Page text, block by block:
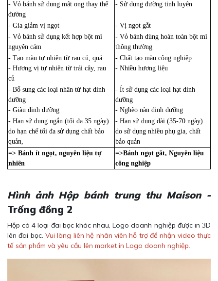
- Vỏ bánh sử dụng mật ong thay thế
đường
- Sử dụng đường tinh luyện
- Gia giảm vị ngọt
- Vị ngọt gắt
- Vỏ bánh sử dụng kết hợp bột mì
nguyên cám
- Vỏ bánh dùng hoàn toàn bột mì
thông thường
- Tạo màu tự nhiên từ rau củ, quả
- Hương vị tự nhiên từ trái cây, rau
củ
- Chất tạo màu công nghiệp
- Nhiều hương liệu
- Bổ sung các loại nhân từ hạt dinh
dưỡng
- Giàu dinh dưỡng
- Ít sử dụng các loại hạt dinh
dưỡng
- Nghèo nàn dinh dưỡng
- Hạn sử dụng ngắn (tối đa 35 ngày)
do hạn chế tối đa sử dụng chất bảo
quản,
- Hạn sử dụng dài (35-70 ngày)
do sử dụng nhiều phụ gia, chất
bảo quản
=> Bánh ít ngọt, nguyên liệu tự
nhiên
=>Bánh ngọt gắt, Nguyên liệu
công nghiệp
Hình ảnh Hộp bánh trung thu Maison -
Trống đồng 2
Hộp có 4 loại đai bọc khác nhau, Logo doanh nghiệp được in 3D
lên đai bọc.Vui lòng liên hệ nhân viên hỗ trợ để nhận video thực
tế sản phẩm và yêu cầu lên market in Logo doanh nghiệp.